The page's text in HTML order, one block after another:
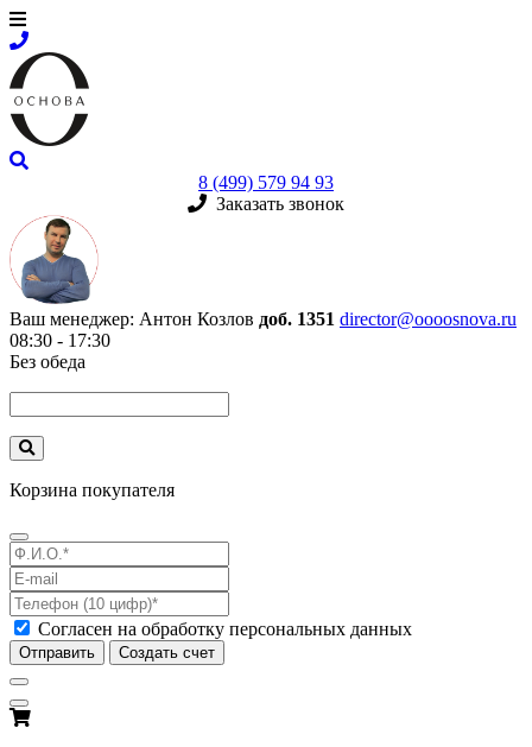
8 (499) 579 94 93
Заказать звонок
Ваш менеджер: Антон Козлов доб. 1351 director@oooosnova.ru
08:30 - 17:30
Без обеда
Корзина покупателя
Согласен на обработку персональных данных
Отправить Создать счет